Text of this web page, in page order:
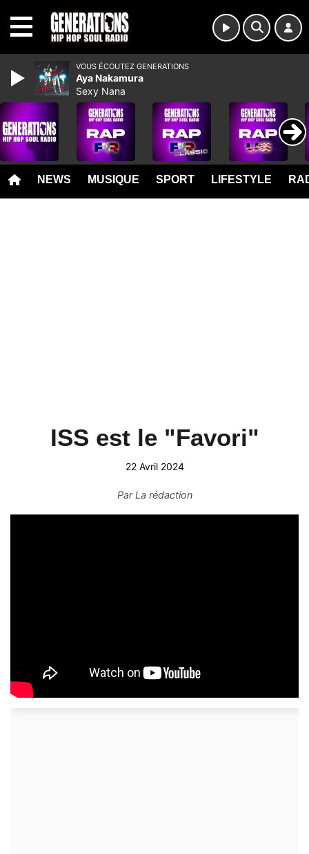
NEWS MUSIQUE SPORT LIFESTYLE
ISS est le "Favori"
22 Avril 2024
ParLa rédaction
VOUS ÉCOUTEZ GENERATIONS
Aya Nakamura
Sexy Nana